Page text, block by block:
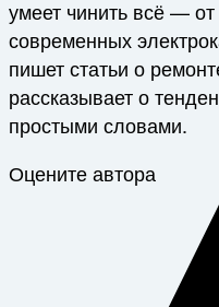
умеет чинить всё —
современных
пишет статьи о
рассказывает о
простыми словами.
Оцените автора